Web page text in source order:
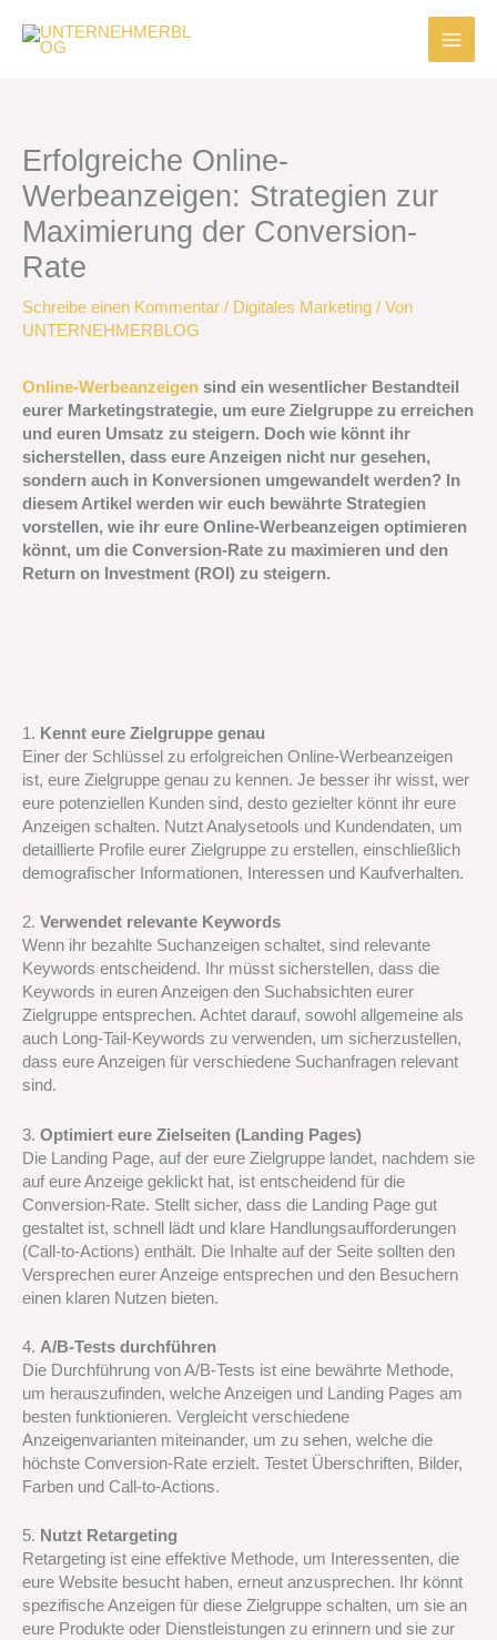
Inhalt
springen
Erfolgreiche Online-
Werbeanzeigen: Strategien zur
Maximierung der Conversion-
Rate
Schreibe einen Kommentar / Digitales Marketing / Von
UNTERNEHMERBLOG
Online-Werbeanzeigen sind ein wesentlicher Bestandteil
eurer Marketingstrategie, um eure Zielgruppe zu erreichen
und euren Umsatz zu steigern. Doch wie könnt ihr
sicherstellen, dass eure Anzeigen nicht nur gesehen,
sondern auch in Konversionen umgewandelt werden? In
diesem Artikel werden wir euch bewährte Strategien
vorstellen, wie ihr eure Online-Werbeanzeigen optimieren
könnt, um die Conversion-Rate zu maximieren und den
Return on Investment (ROI) zu steigern.
1. Kennt eure Zielgruppe genau
Einer der Schlüssel zu erfolgreichen Online-Werbeanzeigen
ist, eure Zielgruppe genau zu kennen. Je besser ihr wisst, wer
eure potenziellen Kunden sind, desto gezielter könnt ihr eure
Anzeigen schalten. Nutzt Analysetools und Kundendaten, um
detaillierte Profile eurer Zielgruppe zu erstellen, einschließlich
demografischer Informationen, Interessen und Kaufverhalten.
2. Verwendet relevante Keywords
Wenn ihr bezahlte Suchanzeigen schaltet, sind relevante
Keywords entscheidend. Ihr müsst sicherstellen, dass die
Keywords in euren Anzeigen den Suchabsichten eurer
Zielgruppe entsprechen. Achtet darauf, sowohl allgemeine als
auch Long-Tail-Keywords zu verwenden, um sicherzustellen,
dass eure Anzeigen für verschiedene Suchanfragen relevant
sind.
3. Optimiert eure Zielseiten (Landing Pages)
Die Landing Page, auf der eure Zielgruppe landet, nachdem sie
auf eure Anzeige geklickt hat, ist entscheidend für die
Conversion-Rate. Stellt sicher, dass die Landing Page gut
gestaltet ist, schnell lädt und klare Handlungsaufforderungen
(Call-to-Actions) enthält. Die Inhalte auf der Seite sollten den
Versprechen eurer Anzeige entsprechen und den Besuchern
einen klaren Nutzen bieten.
4. A/B-Tests durchführen
Die Durchführung von A/B-Tests ist eine bewährte Methode,
um herauszufinden, welche Anzeigen und Landing Pages am
besten funktionieren. Vergleicht verschiedene
Anzeigenvarianten miteinander, um zu sehen, welche die
höchste Conversion-Rate erzielt. Testet Überschriften, Bilder,
Farben und Call-to-Actions.
5. Nutzt Retargeting
Retargeting ist eine effektive Methode, um Interessenten, die
eure Website besucht haben, erneut anzusprechen. Ihr könnt
spezifische Anzeigen für diese Zielgruppe schalten, um sie an
eure Produkte oder Dienstleistungen zu erinnern und sie zur